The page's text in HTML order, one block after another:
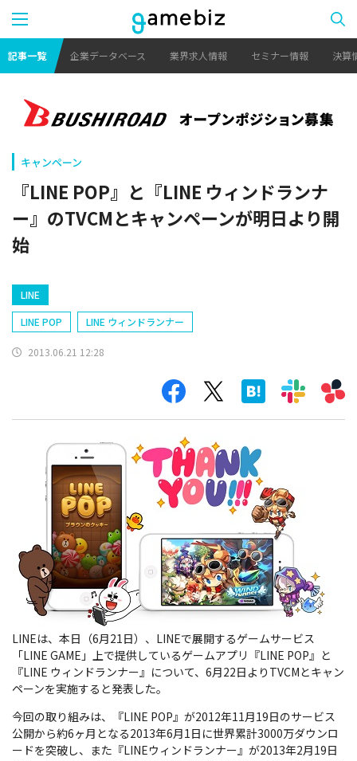
記事一覧 企業データベース 業界求人情報 セミナー情報 決算
キャンペーン
『LINE POP』と『LINE ウィンドランナ
ー』のTVCMとキャンペーンが明日より開
始
LINE
LINE POP
LINE ウィンドランナー
2013.06.21 12:28
LINEは、本日（6月21日）、LINEで展開するゲームサービス
「LINE GAME」上で提供しているゲームアプリ『LINE POP』と
『LINE ウィンドランナー』について、6月22日よりTVCMとキャン
ペーンを実施すると発表した。
今回の取り組みは、『LINE POP』が2012年11月19日のサービス
公開から約6ヶ月となる2013年6月1日に世界累計3000万ダウンロ
ードを突破し、また『LINEウィンドランナー』が2013年2月19日